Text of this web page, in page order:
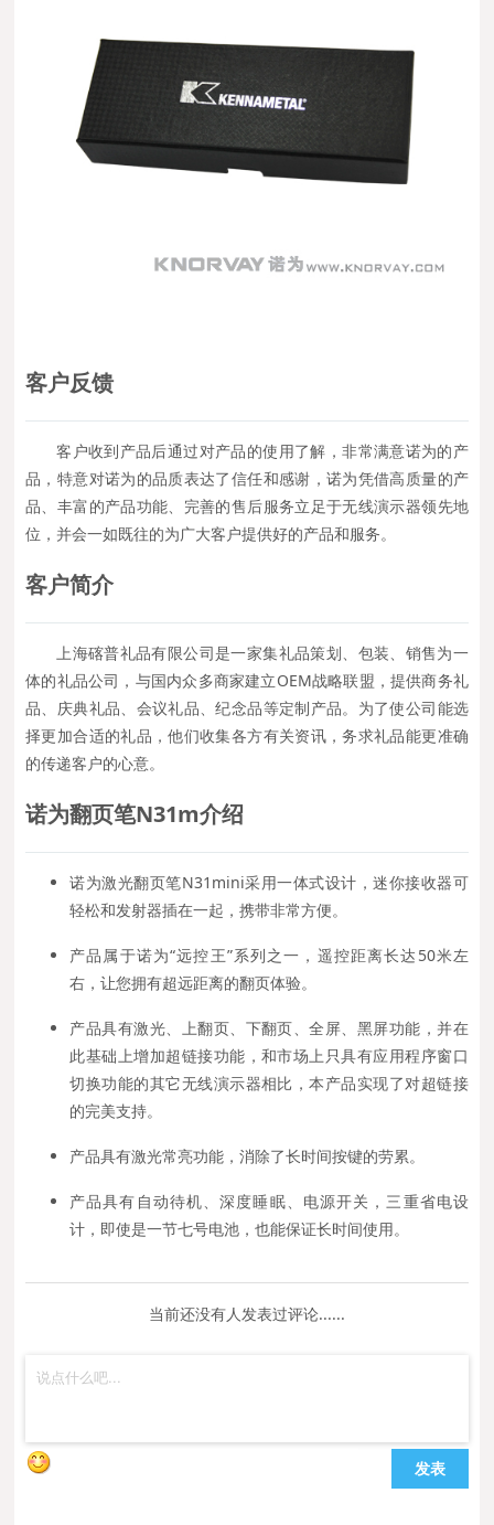
客户反馈
客户收到产品后通过对产品的使用了解，非常满意诺为的产
品，特意对诺为的品质表达了信任和感谢，诺为凭借高质量的产
品、丰富的产品功能、完善的售后服务立足于无线演示器领先地
位，并会一如既往的为广大客户提供好的产品和服务。
客户简介
上海碦普礼品有限公司是一家集礼品策划、包装、销售为一
体的礼品公司，与国内众多商家建立OEM战略联盟，提供商务礼
品、庆典礼品、会议礼品、纪念品等定制产品。为了使公司能选
择更加合适的礼品，他们收集各方有关资讯，务求礼品能更准确
的传递客户的心意。
诺为翻页笔N31m介绍
诺为激光翻页笔N31mini采用一体式设计，迷你接收器可
轻松和发射器插在一起，携带非常方便。
产品属于诺为“远控王”系列之一，遥控距离长达50米左
右，让您拥有超远距离的翻页体验。
产品具有激光、上翻页、下翻页、全屏、黑屏功能，并在
此基础上增加超链接功能，和市场上只具有应用程序窗口
切换功能的其它无线演示器相比，本产品实现了对超链接
的完美支持。
产品具有激光常亮功能，消除了长时间按键的劳累。
产品具有自动待机、深度睡眠、电源开关，三重省电设
计，即使是一节七号电池，也能保证长时间使用。
当前还没有人发表过评论......
发表